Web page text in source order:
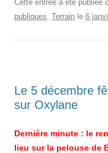
Cette entrée a été publiée
publiques, Terrain le 6
Le 5 décembre
sur Oxylane
Dernière minute : le
lieu sur la pelouse de